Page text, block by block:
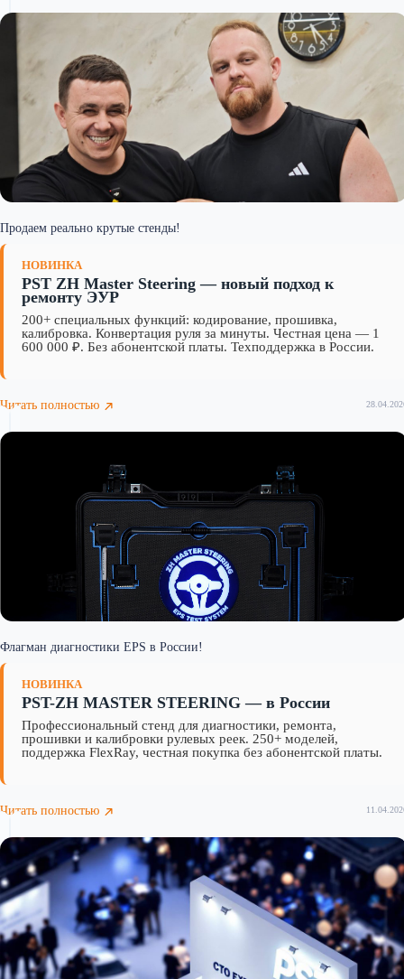
Продаем реально крутые стенды!
НОВИНКА
PST ZH Master Steering — новый подход к
ремонту ЭУР
200+ специальных функций: кодирование, прошивка,
калибровка. Конвертация руля за минуты. Честная цена — 1
600 000 ₽. Без абонентской платы. Техподдержка в России.
Читать полностью
Флагман диагностики EPS в России!
НОВИНКА
PST-ZH MASTER STEERING — в России
Профессиональный стенд для диагностики, ремонта,
прошивки и калибровки рулевых реек. 250+ моделей,
поддержка FlexRay, честная покупка без абонентской платы.
Читать полностью